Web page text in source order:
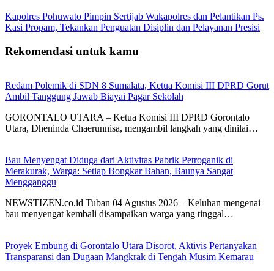
Kapolres Pohuwato Pimpin Sertijab Wakapolres dan Pelantikan Ps.
Kasi Propam, Tekankan Penguatan Disiplin dan Pelayanan Presisi
Rekomendasi untuk kamu
Redam Polemik di SDN 8 Sumalata, Ketua Komisi III DPRD Gorut
Ambil Tanggung Jawab Biayai Pagar Sekolah
GORONTALO UTARA – Ketua Komisi III DPRD Gorontalo
Utara, Dheninda Chaerunnisa, mengambil langkah yang dinilai…
Bau Menyengat Diduga dari Aktivitas Pabrik Petroganik di
Merakurak, Warga: Setiap Bongkar Bahan, Baunya Sangat
Mengganggu
NEWSTIZEN.co.id Tuban 04 Agustus 2026 – Keluhan mengenai
bau menyengat kembali disampaikan warga yang tinggal…
Proyek Embung di Gorontalo Utara Disorot, Aktivis Pertanyakan
Transparansi dan Dugaan Mangkrak di Tengah Musim Kemarau